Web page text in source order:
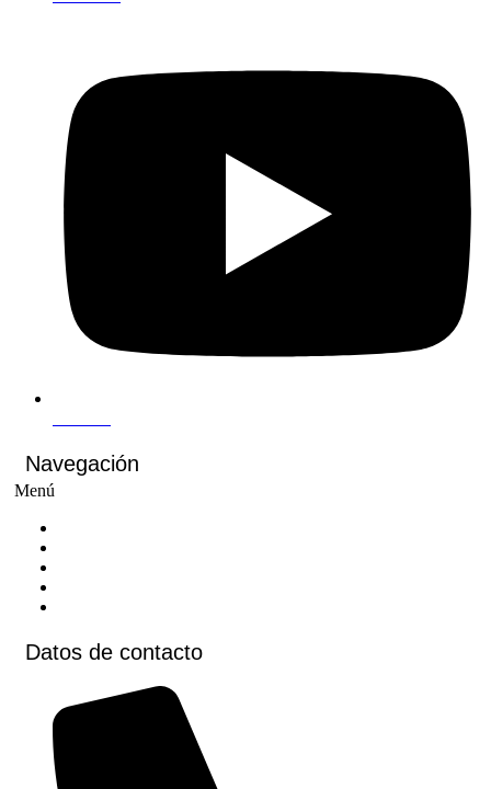
Navegación
Menú
Datos de contacto